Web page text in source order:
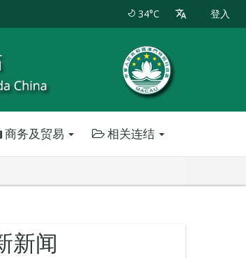
34°C 登入
商务及贸易 相关连结
新闻